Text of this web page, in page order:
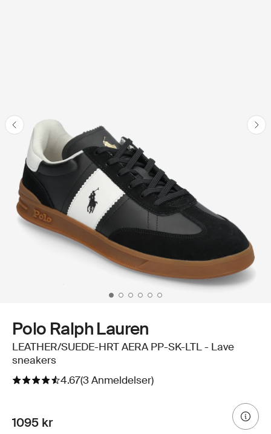
Polo Ralph Lauren
LEATHER/SUEDE-HRT AERA PP-SK-LTL - Lave
sneakers
4.67(3 Anmeldelser)
1095 kr